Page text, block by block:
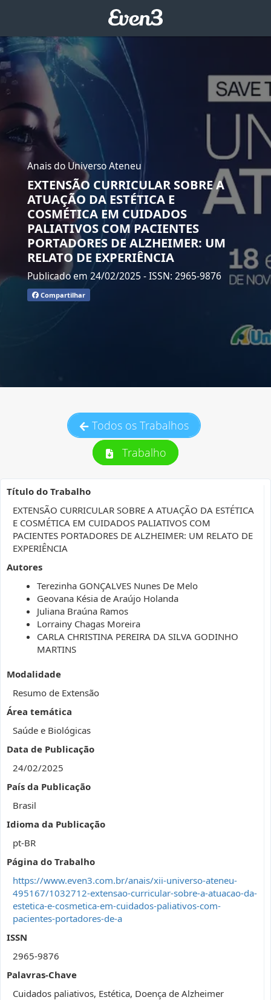
Anais do Universo Ateneu
EXTENSÃO CURRICULAR SOBRE A
ATUAÇÃO DA ESTÉTICA E
COSMÉTICA EM CUIDADOS
PALIATIVOS COM PACIENTES
PORTADORES DE ALZHEIMER: UM
RELATO DE EXPERIÊNCIA
Publicado em 24/02/2025 - ISSN: 2965-9876
Compartilhar
Todos os Trabalhos
Trabalho
Título do Trabalho
EXTENSÃO CURRICULAR SOBRE A ATUAÇÃO DA ESTÉTICA
E COSMÉTICA EM CUIDADOS PALIATIVOS COM
PACIENTES PORTADORES DE ALZHEIMER: UM RELATO DE
EXPERIÊNCIA
Autores
Terezinha GONÇALVES Nunes De Melo
Geovana Késia de Araújo Holanda
Juliana Braúna Ramos
Lorrainy Chagas Moreira
CARLA CHRISTINA PEREIRA DA SILVA GODINHO
MARTINS
Modalidade
Resumo de Extensão
Área temática
Saúde e Biológicas
Data de Publicação
24/02/2025
País da Publicação
Brasil
Idioma da Publicação
pt-BR
Página do Trabalho
https://www.even3.com.br/anais/xii-universo-ateneu-
495167/1032712-extensao-curricular-sobre-a-atuacao-da-
estetica-e-cosmetica-em-cuidados-paliativos-com-
pacientes-portadores-de-a
ISSN
2965-9876
Palavras-Chave
Cuidados paliativos, Estética, Doença de Alzheimer